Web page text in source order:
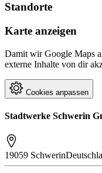
Standorte
Karte anzeigen
Damit wir Google Maps
externe Inhalte von dir
Cookies anpassen
Stadtwerke Schwerin
19059 Schwerin